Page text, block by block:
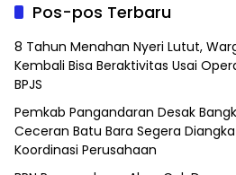
Pos-pos Terbaru
8 Tahun Menahan Nyeri Lutut,
Kembali Bisa Beraktivitas Usai
BPJS
Pemkab Pangandaran Desak
Ceceran Batu Bara Segera
Koordinasi Perusahaan